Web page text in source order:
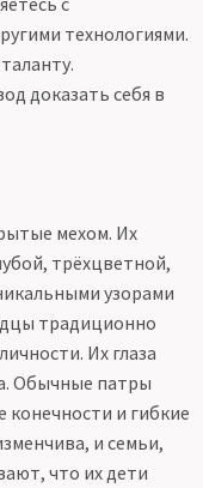
технологиями.
доказать себя в
мехом. Их
трёхцветной,
узорами
традиционно
Их глаза
Обычные патры
и гибкие
и семьи,
что их дети